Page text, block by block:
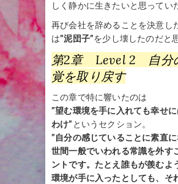
しく静かに生きたいと思ってい
再び会社を辞めることを決意し
は”泥団子”を少し壊したのだと
第2章 Level 2 自分
覚を取り戻す
この章で特に響いたのは
”望む環境を手に入れても幸せ
わけ” というセクション。
”自分の感じていることに素直に
世間一般でいわれる常識を外す
ントです。たとえ誰もが羨むよ
環境が手に入ったとしても、そ